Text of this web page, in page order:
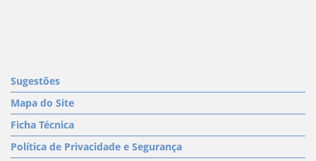
Sugestões
Mapa do Site
Ficha Técnica
Política de Privacidade e Segurança